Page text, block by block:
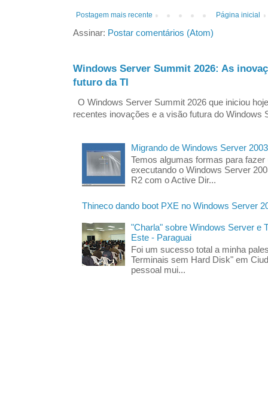
Postagem mais recente Página inicial
Assinar: Postar comentários (Atom)
Windows Server Summit 2026: As
futuro da TI
O Windows Server Summit 2026 que iniciou
recentes inovações e a visão futura do Windows
Migrando de Windows Server
Temos algumas formas para
executando o Windows Server
R2 com o Active Dir...
Thineco dando boot PXE no Windows Server
"Charla" sobre Windows Server e
Este - Paraguai
Foi um sucesso total a minha
Terminais sem Hard Disk" em
pessoal mui...